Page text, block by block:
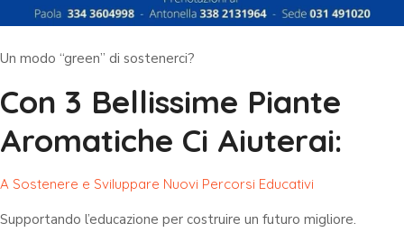
Un modo “green” di sostenerci?
Con 3 Bellissime Piante
Aromatiche Ci Aiuterai:
A Sostenere e Sviluppare Nuovi Percorsi Educativi
Supportando l’educazione per costruire un futuro migliore.